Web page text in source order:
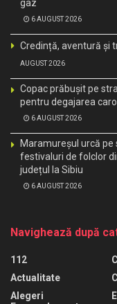
gaz
6 AUGUST 2026
Credință, aventură și
AUGUST 2026
Copac prăbușit pe
pentru degajarea
6 AUGUST 2026
Maramureșul urcă
festivaluri de folclor
județul la Sibiu
6 AUGUST 2026
Navighează după
112
Actualitate
Alegeri